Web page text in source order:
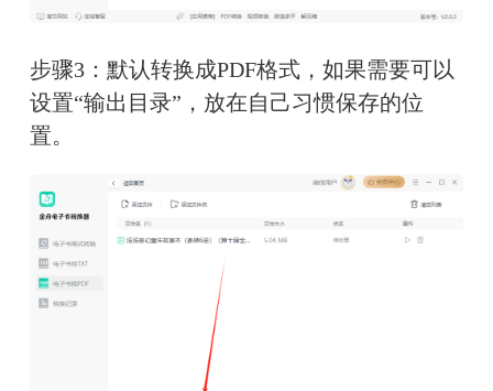
步骤3：默认转换成PDF格式，如果需要可以
设置“输出目录”，放在自己习惯保存的位
置。